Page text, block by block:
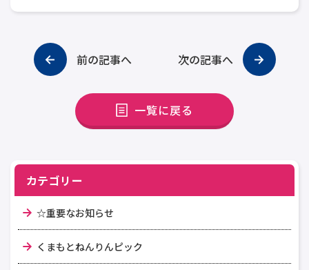
前の記事へ 次の記事へ
一覧に戻る
カテゴリー
☆重要なお知らせ
くまもとねんりんピック